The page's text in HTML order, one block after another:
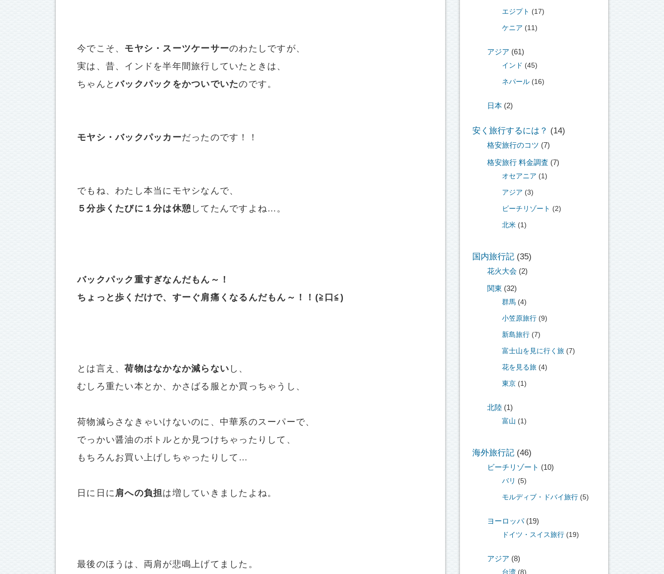
今でこそ、 モヤシ・スーツケーサーのわたしですが、
実は、昔、インドを半年間旅行していたときは、
ちゃんとバックパックをかついでいたのです。
モヤシ・バックパッカーだったのです！！
でもね、わたし本当にモヤシなんで、
５分歩くたびに１分は休憩 してたんですよね…。
バックパック重すぎなんだもん～！
ちょっと歩くだけで、すーぐ肩痛くなるんだもん～！！(≧口≦)
とは言え、荷物はなかなか減らない し、
むしろ重たい本とか、かさばる服とか買っちゃうし、
荷物減らさなきゃいけないのに、中華系のスーパーで、
でっかい醤油のボトルとか見つけちゃったりして、
もちろんお買い上げしちゃったりして…
日に日に肩への負担は増していきましたよね。
最後のほうは、両肩が悲鳴上げてました。
エジプト (17)
ケニア (11)
アジア (61)
インド (45)
ネパール (16)
日本 (2)
安く旅行するには？ (14)
格安旅行のコツ (7)
格安旅行 料金調査 (7)
オセアニア (1)
アジア (3)
ビーチリゾート (2)
北米 (1)
国内旅行記 (35)
花火大会 (2)
関東 (32)
群馬 (4)
小笠原旅行 (9)
新島旅行 (7)
富士山を見に行く旅 (7)
花を見る旅 (4)
東京 (1)
北陸 (1)
富山 (1)
海外旅行記 (46)
ビーチリゾート (10)
バリ (5)
モルディブ・ドバイ旅行 (5)
ヨーロッパ(19)
ドイツ・スイス旅行 (19)
アジア (8)
台湾 (8)